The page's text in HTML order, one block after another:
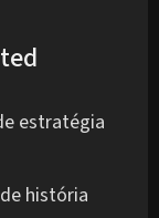
estratégia
história